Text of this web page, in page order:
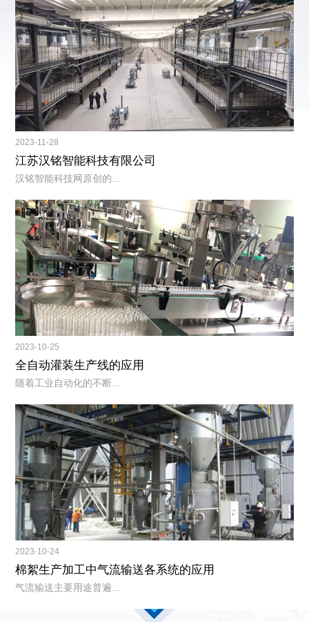
2023-11-28
江苏汉铭智能科技有限公司
汉铭智能科技网原创的...
2023-10-25
全自动灌装生产线的应用
随着工业自动化的不断...
2023-10-24
棉絮生产加工中气流输送各系统的应用
气流输送主要用途普遍...